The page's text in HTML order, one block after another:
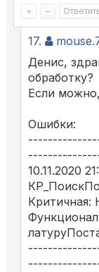
+ –
17.
Денис,
обработку?
Если
Ошибки:
10.11.2020
Критичная: